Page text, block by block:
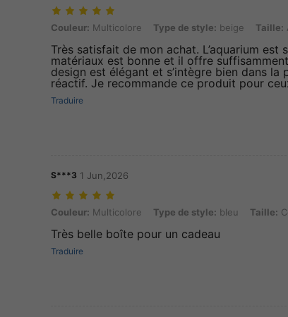
Couleur: Multicolore, Type de style: beige, Taille: Anneau
Couleur: Multicolore Type de style: beige Taille:
Très satisfait de mon achat. L’aquarium
matériaux est bonne et il offre
design est élégant et s’intègre bien dans
réactif. Je recommande ce produit pour
Traduire
S***3 1 Jun,2026
Couleur: Multicolore, Type de style: bleu, Taille: Collier
Couleur: Multicolore Type de style: bleu Taille:
Très belle boîte pour un cadeau
Traduire